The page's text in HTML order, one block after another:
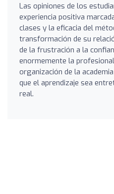
Las opiniones de los
experiencia positiva
clases y la eficacia del
transformación de su
de la frustración a la
enormemente la
organización de la
que el aprendizaje sea
real.